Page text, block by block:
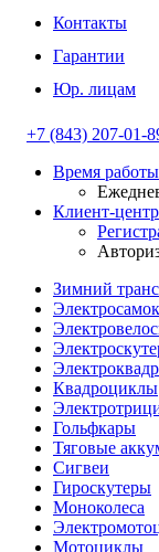
Контакты
Гарантии
Юр. лицам
+7 (843) 207-01-
Время работы
Клиент-центр
Зимний
Квадроциклы
Гольфкары
Тяговые
Сигвеи
Гироскутеры
Моноколеса
Мотоциклы